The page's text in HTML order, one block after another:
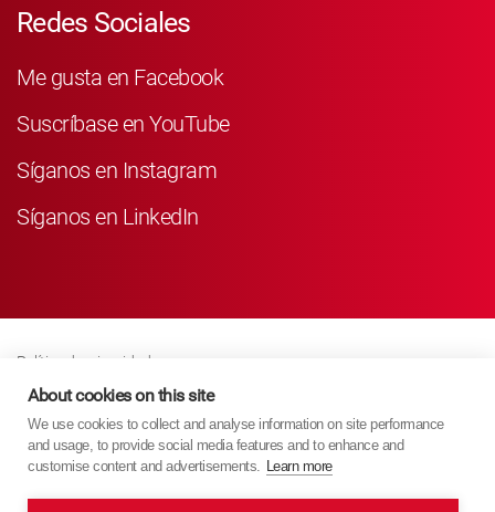
Redes Sociales
Me gusta en Facebook
Suscríbase en YouTube
Síganos en Instagram
Síganos en LinkedIn
Política de privacidad
Business Partner Privacy
Política De Cookies
Modern Slavery Act Policy
About cookies on this site
We use cookies to collect and analyse information on site performance
and usage, to provide social media features and to enhance and
customise content and advertisements. Learn more